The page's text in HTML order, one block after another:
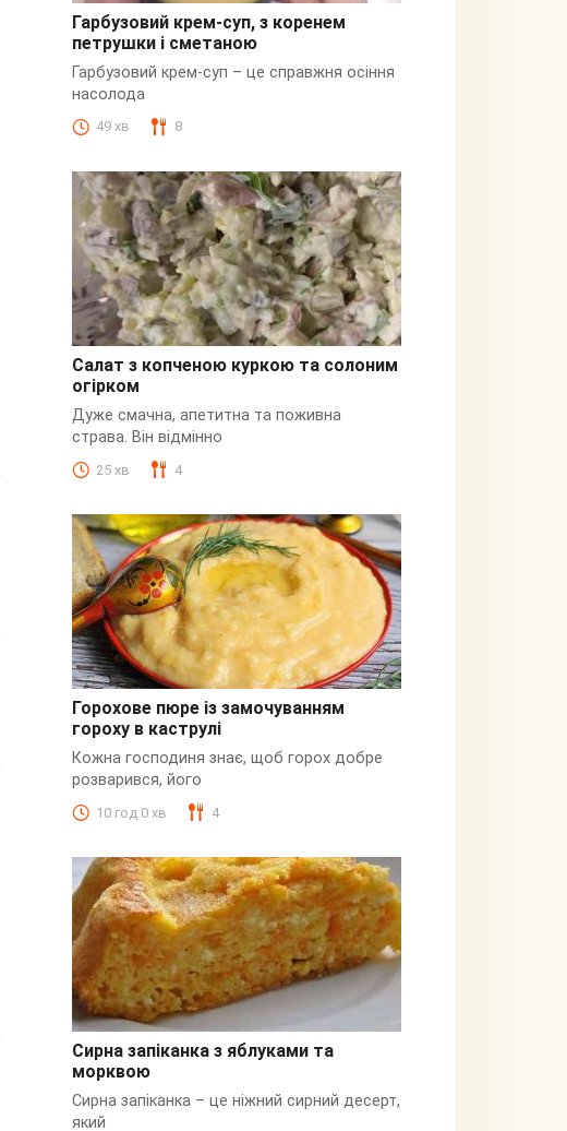
Гарбузовий
Гарбузовий крем-суп, з коренем
петрушки і сметаною
Гарбузовий крем-суп – це справжня осіння
насолода
49 хв 8
З куркою
Салат з копченою куркою та солоним
огірком
Дуже смачна, апетитна та поживна
страва. Він відмінно
25 хв 4
Пюре
Горохове пюре із замочуванням
гороху в каструлі
Кожна господиня знає, щоб горох добре
розварився, його
10 год 0 хв 4
Сирна
Сирна запіканка з яблуками та
морквою
Сирна запіканка – це ніжний сирний десерт,
який